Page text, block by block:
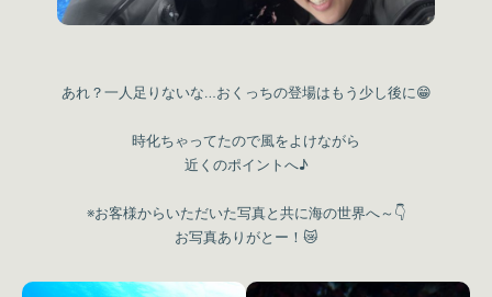
あれ？一人足りないな…おくっちの登場はもう少し後に😁
時化ちゃってたので風をよけながら
近くのポイントへ♪
※お客様からいただいた写真と共に海の世界へ～👇
お写真ありがとー！😿